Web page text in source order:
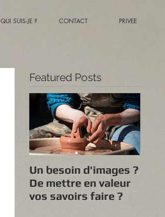
QUI SUIS-JE ? CONTACT PRIVEE
Featured Posts
Un besoin d'images ?
De mettre en valeur
vos savoirs faire ?